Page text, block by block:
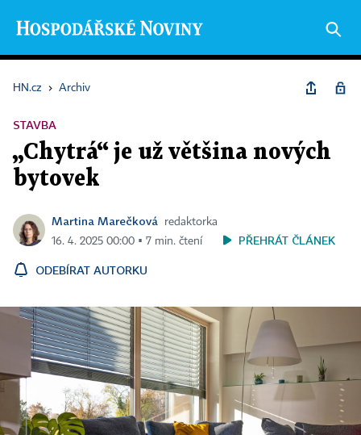
HN.cz › Archiv
STAVBA
„Chytrá“ je už většina nových
bytovek
Martina Marečková
redaktorka
16. 4. 2025 00:00 ▪ 7 min. čtení
PŘEHRÁT ČLÁNEK
ODEBÍRAT AUTORKU